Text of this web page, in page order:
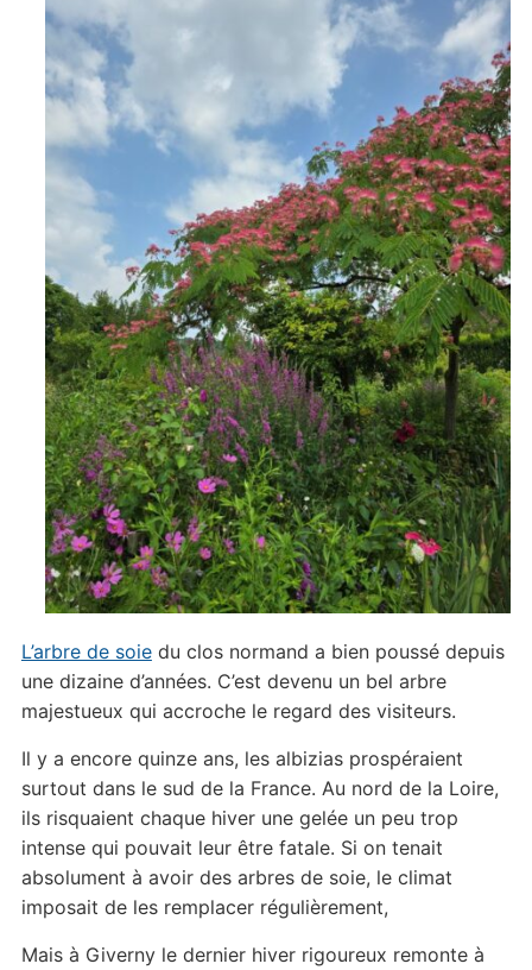
albizia
L’arbre de soiedu clos normand a bien poussé depuis
une dizaine d’années. C’est devenu un bel arbre
majestueux qui accroche le regard des visiteurs.
Il y a encore quinze ans, les albizias prospéraient
surtout dans le sud de la France. Au nord de la Loire,
ils risquaient chaque hiver une gelée un peu trop
intense qui pouvait leur être fatale. Si on tenait
absolument à avoir des arbres de soie, le climat
imposait de les remplacer régulièrement,
Mais à Giverny le dernier hiver rigoureux remonte à